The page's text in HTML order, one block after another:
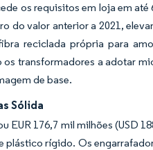
os requisitos em loja em
do valor anterior a 2021,
reciclada própria para
transformadores a adotar
de base.
Sólida
EUR 176,7 mil milhões (USD
rígido. Os